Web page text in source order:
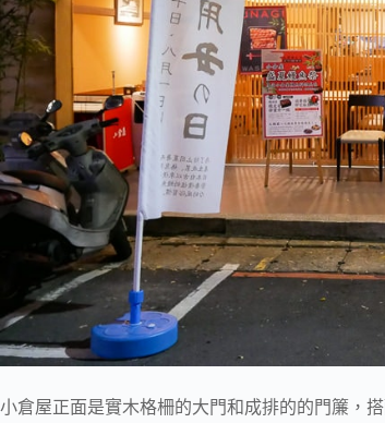
小倉屋正面是實木格柵的大門和成排的的門簾，